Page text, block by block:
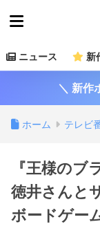
ニュース 新
＼ 新作
ホーム テレビ
『王様のブ
徳井さんと
ボードゲー